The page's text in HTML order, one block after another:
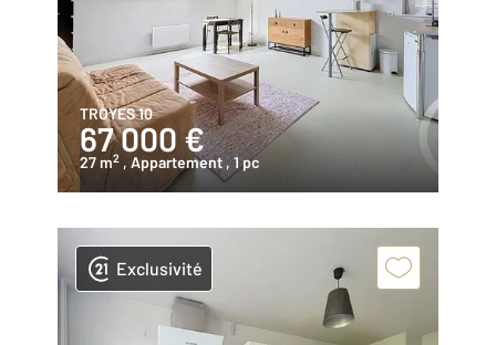
TROYES 10
67 000 €
27 m2 , Appartement , 1 pc
Exclusivité